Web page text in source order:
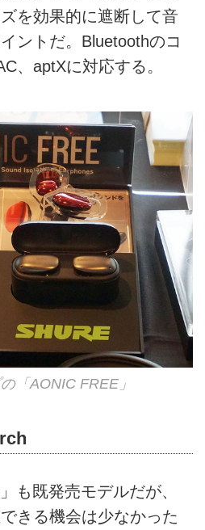
を効果的に遮断して音
ントだ。Bluetoothのコ
、aptXに対応する。
「AONIC FREE」
も既発売モデルだが、
きる機会は少なかった